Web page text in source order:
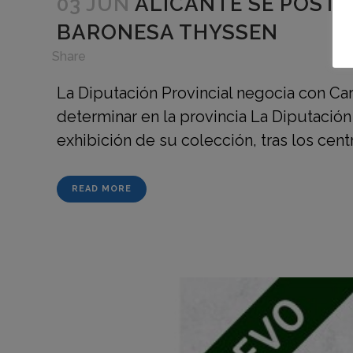
BARONESA THYSSEN
Share
La Diputación Provincial negocia con
determinar en la provincia La
exhibición de su colección, tras los
READ MORE